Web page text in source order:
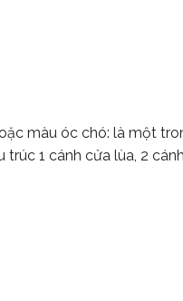
màu óc chó: là một
trúc 1 cánh cửa lùa, 2